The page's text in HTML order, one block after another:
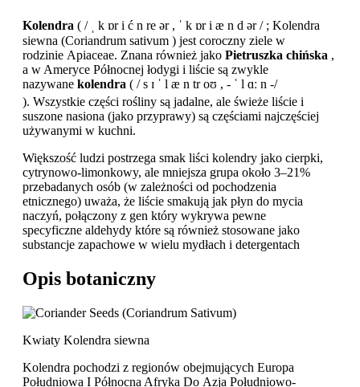
Kolendra ( / ˌ k ɒr i ć n re ər , ˈ k ɒr i æ n d ər / ; Kolendra
siewna (Coriandrum sativum ) jest coroczny ziele w
rodzinie Apiaceae. Znana również jako Pietruszka chińska ,
a w Ameryce Północnej łodygi i liście są zwykle
nazywane kolendra ( / s ɪ ˈ l æ n tr oʊ , - ˈ l ɑː n -/
). Wszystkie części rośliny są jadalne, ale świeże liście i
suszone nasiona (jako przyprawy) są częściami najczęściej
używanymi w kuchni.
Większość ludzi postrzega smak liści kolendry jako cierpki,
cytrynowo-limonkowy, ale mniejsza grupa około 3–21%
przebadanych osób (w zależności od pochodzenia
etnicznego) uważa, że liście smakują jak płyn do mycia
naczyń, połączony z gen który wykrywa pewne
specyficzne aldehydy które są również stosowane jako
substancje zapachowe w wielu mydłach i detergentach
Opis botaniczny
Kwiaty Kolendra siewna
Kolendra pochodzi z regionów obejmujących Europa
Południowa I Północna Afryka Do Azja Południowo-